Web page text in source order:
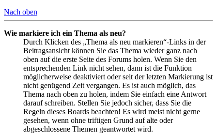
Nach oben
Wie markiere ich ein Thema als neu?
Durch Klicken des „Thema als neu markieren“-Links in der
Beitragsansicht können Sie das Thema wieder ganz nach
oben auf die erste Seite des Forums holen. Wenn Sie den
entsprechenden Link nicht sehen, dann ist die Funktion
möglicherweise deaktiviert oder seit der letzten Markierung ist
nicht genügend Zeit vergangen. Es ist auch möglich, das
Thema nach oben zu holen, indem Sie einfach eine Antwort
darauf schreiben. Stellen Sie jedoch sicher, dass Sie die
Regeln dieses Boards beachten! Es wird meist nicht gerne
gesehen, wenn ohne triftigen Grund auf alte oder
abgeschlossene Themen geantwortet wird.